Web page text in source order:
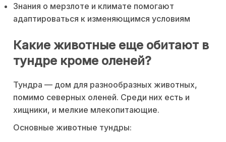
Знания о мерзлоте и климате помогают
адаптироваться к изменяющимся условиям
Какие животные еще обитают в
тундре кроме оленей?
Тундра — дом для разнообразных животных,
помимо северных оленей. Среди них есть и
хищники, и мелкие млекопитающие.
Основные животные тундры: